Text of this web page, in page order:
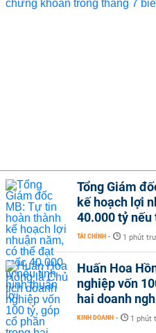
Tổng Giám
kế hoạch lợi
40.000 tỷ
TÀI CHÍNH - 1 phút
Huấn Hoa
nghiệp vốn
hai doanh
KINH DOANH - 1 phút